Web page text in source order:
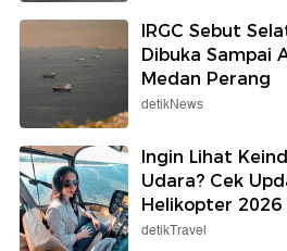
IRGC Sebut
Dibuka Sampai
Medan Perang
detikNews
Ingin Lihat
Udara? Cek
Helikopter 2026
detikTravel